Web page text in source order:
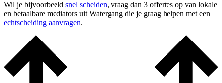
Wil je bijvoorbeeld snel scheiden, vraag dan 3 offertes op van lokale
en betaalbare mediators uit Watergang die je graag helpen met een
echtscheiding aanvragen.